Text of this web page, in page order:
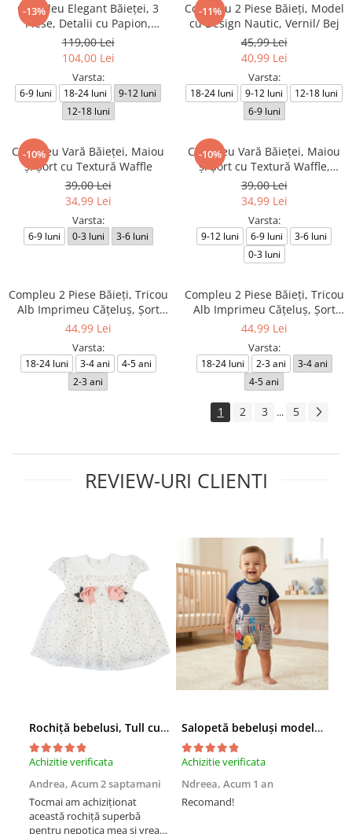
-13%
Compleu Elegant Băieței, 3
Piese, Detalii cu Papion,
Design Clasic-Modern
119,00 Lei
104,00 Lei
Varsta:
6-9 luni 18-24 luni
9-12 luni
12-18 luni
-11%
Compleu 2 Piese Băieți, Model
cu Design Nautic, Vernil/ Bej
45,99 Lei
40,99 Lei
Varsta:
18-24 luni 9-12 luni
12-18 luni
6-9 luni
-10%
Compleu Vară Băieței, Maiou
și Șort cu Textură Waffle
39,00 Lei
34,99 Lei
Varsta:
6-9 luni 0-3 luni 3-6 luni
-10%
Compleu Vară Băieței, Maiou
și Șort cu Textură Waffle,
Culoare Turcoaz
39,00 Lei
34,99 Lei
Varsta:
9-12 luni 6-9 luni
3-6 luni
0-3 luni
Compleu 2 Piese Băieți, Tricou
Alb Imprimeu Cățeluș, Șort
Caramiziu
44,99 Lei
Varsta:
18-24 luni 3-4 ani
4-5 ani
2-3 ani
Compleu 2 Piese Băieți, Tricou
Alb Imprimeu Cățeluș, Șort
Albastru
44,99 Lei
Varsta:
18-24 luni 2-3 ani
3-4 ani
4-5 ani
1 2 3 ... 5
REVIEW-URI CLIENTI
Rochiță bebelusi, Tull cu Sclipici Auriu, Aplicații Florale 3D în Talie
Achizitie verificata
Andrea, Acum 2 saptamani
Tocmai am achiziționat
această rochiță superbă
pentru nepoțica mea și vreau
Salopetă bebeluși model cu Mickey Mouse
Achizitie verificata
Ndreea, Acum 1 an
Recomand!